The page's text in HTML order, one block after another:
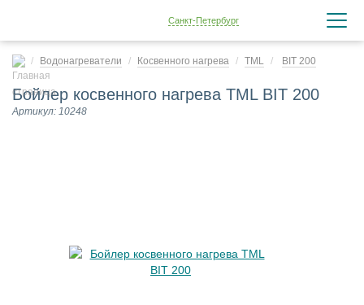
Санкт-Петербург
Водонагреватели Косвенного нагрева TML BIT 200
Бойлер косвенного нагрева TML BIT 200
Артикул: 10248